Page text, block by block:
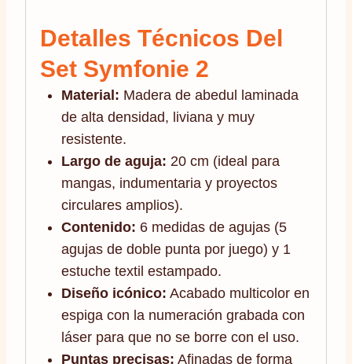
Detalles Técnicos Del
Set Symfonie 2
Material: Madera de abedul laminada
de alta densidad, liviana y muy
resistente.
Largo de aguja: 20 cm (ideal para
mangas, indumentaria y proyectos
circulares amplios).
Contenido: 6 medidas de agujas (5
agujas de doble punta por juego) y 1
estuche textil estampado.
Diseño icónico: Acabado multicolor en
espiga con la numeración grabada con
láser para que no se borre con el uso.
Puntas precisas: Afinadas de forma